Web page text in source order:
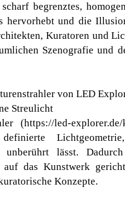
begrenztes,
hervorhebt und die
Kuratoren und
Szenografie und
von LED
Streulicht
(https://led-explorer.de/
unberührt lässt.
auf das Kunstwerk
Konzepte.